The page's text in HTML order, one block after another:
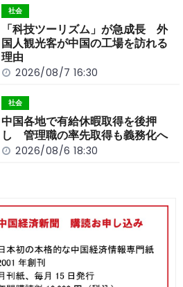
社会
「科技ツーリズム」が急成長 外
国人観光客が中国の工場を訪れる
理由
2026/08/7 16:30
社会
中国各地で有給休暇取得を後押
し 管理職の率先取得も義務化へ
2026/08/6 18:30